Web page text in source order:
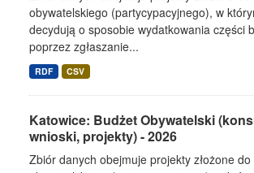
obywatelskiego (partycypacyjnego), w
decydują o sposobie wydatkowania części
poprzez zgłaszanie...
RDF CSV
Katowice: Budżet Obywatelski
wnioski, projekty) - 2026
Zbiór danych obejmuje projekty złożone